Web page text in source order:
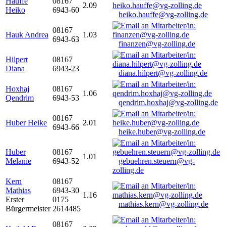
Heiko
6943-60
2.09
heiko.hauffe@vg-zolling.de
Hauk Andrea
08167
6943-63
1.03
finanzen@vg-zolling.de
Hilpert
Diana
08167
6943-23
diana.hilpert@vg-zolling.de
Hoxhaj
Qendrim
08167
6943-53
1.06
qendrim.hoxhaj@vg-zolling.de
Huber Heike
08167
6943-66
2.01
heike.huber@vg-zolling.de
Huber
Melanie
08167
6943-52
1.01
gebuehren.steuern@vg-
zolling.de
Kern
Mathias
Erster
Bürgermeister
08167
6943-30
0175
2614485
1.16
mathias.kern@vg-zolling.de
08167